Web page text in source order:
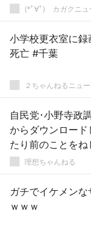
(*ﾟ∀ﾟ)ゞカガクニュ
小学校更衣室に
死亡 #千葉
２ちゃんねるニュ
自民党･小野寺政
からダウンロー
たり前のことをね
理想ちゃんねる
ガチでイケメン
ｗｗｗ